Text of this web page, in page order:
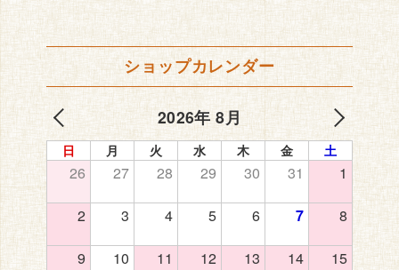
ショップカレンダー
2026年 8月
日 月 火 水 木 金 土
26 27 28 29 30 31 1
2 3 4 5 6 7 8
9 10 11 12 13 14 15